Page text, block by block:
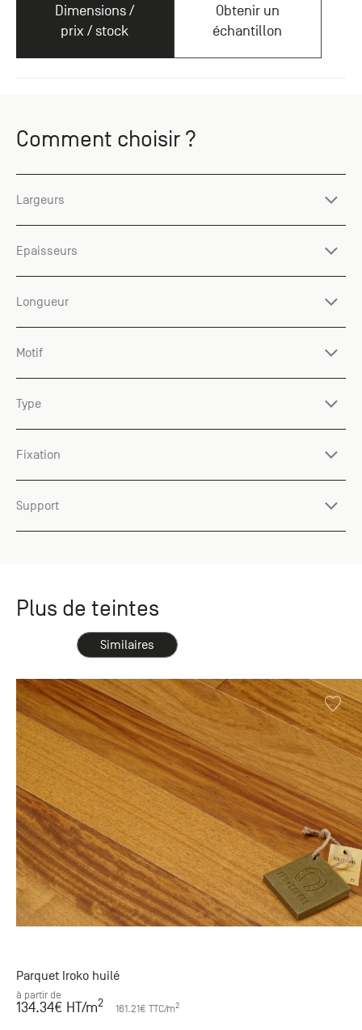
Dimensions /
prix / stock
Obtenir un
échantillon
Comment choisir ?
Largeurs
Epaisseurs
Longueur
Motif
Type
Fixation
Support
Plus de teintes
Similaires
Parquet Iroko huilé
à partir de
134.34€ HT/m2 161.21€ TTC/m2